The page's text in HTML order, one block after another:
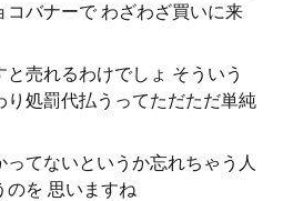
コバナーで わざわざ買いに来
売れるわけでしょ そういう
り処罰代払うってただただ単純
てないというか忘れちゃう人
のを 思いますね